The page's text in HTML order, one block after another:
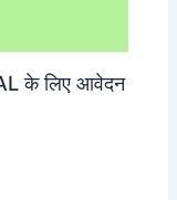
के लिए आवेदन